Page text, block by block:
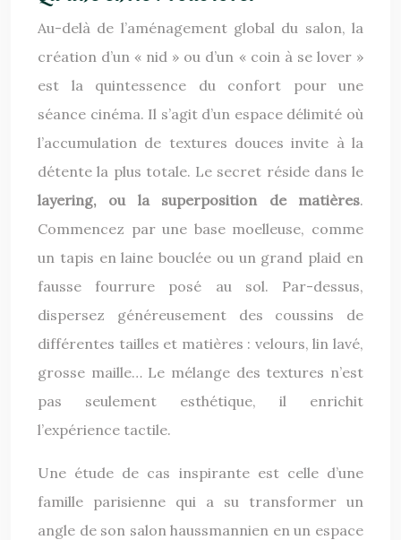
Au-delà de l’aménagement global du salon, la
création d’un « nid » ou d’un « coin à se lover »
est la quintessence du confort pour une
séance cinéma. Il s’agit d’un espace délimité où
l’accumulation de textures douces invite à la
détente la plus totale. Le secret réside dans le
layering, ou la superposition de matières.
Commencez par une base moelleuse, comme
un tapis en laine bouclée ou un grand plaid en
fausse fourrure posé au sol. Par-dessus,
dispersez généreusement des coussins de
différentes tailles et matières : velours, lin lavé,
grosse maille… Le mélange des textures n’est
pas seulement esthétique, il enrichit
l’expérience tactile.
Une étude de cas inspirante est celle d’une
famille parisienne qui a su transformer un
angle de son salon haussmannien en un espace